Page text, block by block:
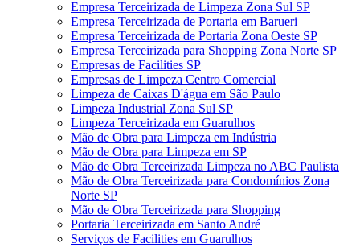
Empresa Terceirizada de Limpeza Zona Sul SP
Empresa Terceirizada de Portaria em Barueri
Empresa Terceirizada de Portaria Zona Oeste SP
Empresa Terceirizada para Shopping Zona Norte SP
Empresas de Facilities SP
Empresas de Limpeza Centro Comercial
Limpeza de Caixas D'água em São Paulo
Limpeza Industrial Zona Sul SP
Limpeza Terceirizada em Guarulhos
Mão de Obra para Limpeza em Indústria
Mão de Obra para Limpeza em SP
Mão de Obra Terceirizada Limpeza no ABC Paulista
Mão de Obra Terceirizada para Condomínios Zona
Norte SP
Mão de Obra Terceirizada para Shopping
Portaria Terceirizada em Santo André
Serviços de Facilities em Guarulhos